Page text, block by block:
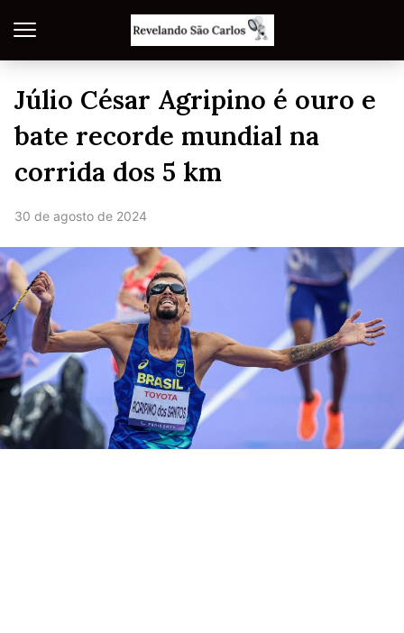
Júlio César Agripino é ouro e
bate recorde mundial na
corrida dos 5 km
30 de agosto de 2024